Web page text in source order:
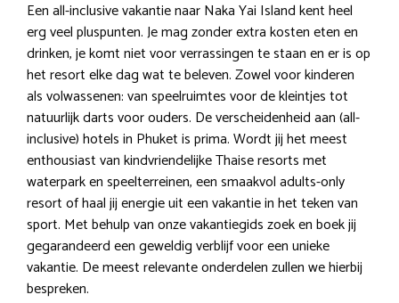
Een all-inclusive vakantie naar Naka Yai Island kent heel
erg veel pluspunten. Je mag zonder extra kosten eten en
drinken, je komt niet voor verrassingen te staan en er is op
het resort elke dag wat te beleven. Zowel voor kinderen
als volwassenen: van speelruimtes voor de kleintjes tot
natuurlijk darts voor ouders. De verscheidenheid aan (all-
inclusive) hotels in Phuket is prima. Wordt jij het meest
enthousiast van kindvriendelijke Thaise resorts met
waterpark en speelterreinen, een smaakvol adults-only
resort of haal jij energie uit een vakantie in het teken van
sport. Met behulp van onze vakantiegids zoek en boek jij
gegarandeerd een geweldig verblijf voor een unieke
vakantie. De meest relevante onderdelen zullen we hierbij
bespreken.